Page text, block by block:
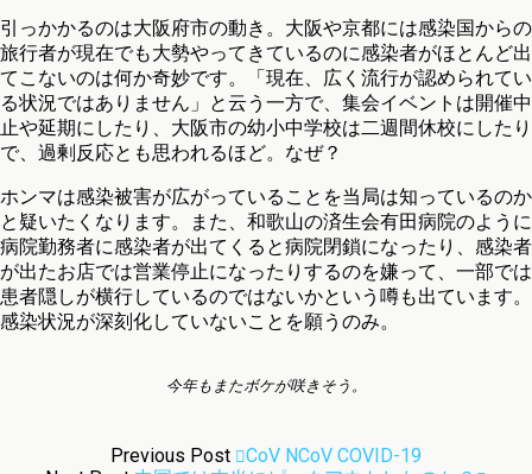
引っかかるのは大阪府市の動き。大阪や京都には感染国からの
旅行者が現在でも大勢やってきているのに感染者がほとんど出
てこないのは何か奇妙です。「現在、広く流行が認められてい
る状況ではありません」と云う一方で、集会イベントは開催中
止や延期にしたり、大阪市の幼小中学校は二週間休校にしたり
で、過剰反応とも思われるほど。なぜ？
ホンマは感染被害が広がっていることを当局は知っているのか
と疑いたくなります。また、和歌山の済生会有田病院のように
病院勤務者に感染者が出てくると病院閉鎖になったり、感染者
が出たお店では営業停止になったりするのを嫌って、一部では
患者隠しが横行しているのではないかという噂も出ています。
感染状況が深刻化していないことを願うのみ。
今年もまたボケが咲きそう。
Previous Post
CoV NCoV COVID-19